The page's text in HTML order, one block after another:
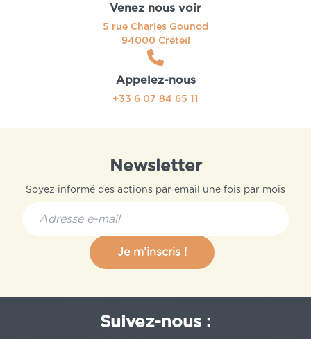
Venez nous voir
5 rue Charles Gounod
94000 Créteil
Appelez-nous
+33 6 07 84 65 11
Newsletter
Soyez informé des actions par email une fois par mois
Je m’inscris !
Suivez-nous :